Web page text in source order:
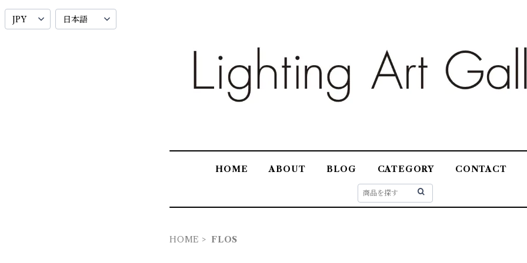
HOME ABOUT BLOG CATEGORY CONTACT
HOME FLOS